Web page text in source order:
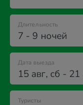
7 - 9 ночей
Длительность
Дата выезда
15 авг, сб - 21
Туристы